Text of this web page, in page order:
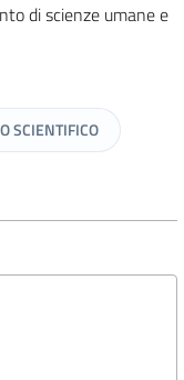
di scienze umane e
SCIENTIFICO